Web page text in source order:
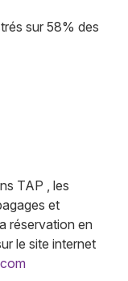
sur 58% des
TAP , les
et
réservation en
le site internet